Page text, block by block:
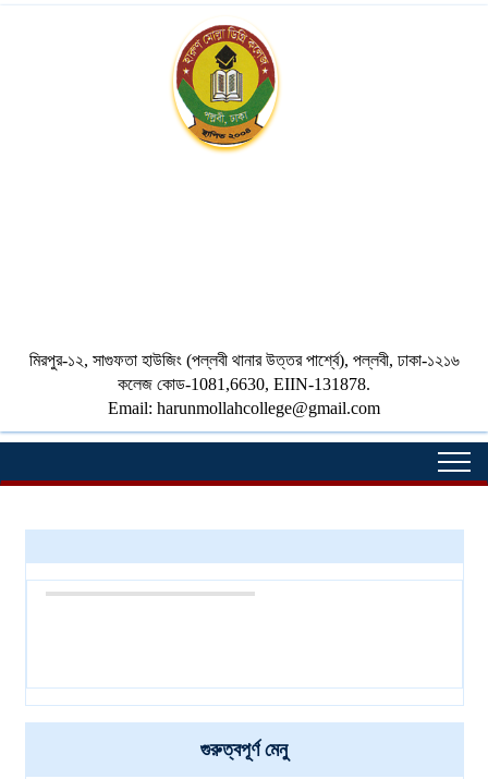
মিরপুর-১২, সাগুফতা হাউজিং (পল্লবী থানার উত্তর পার্শ্বে), পল্লবী, ঢাকা-১২১৬
কলেজ কোড-1081,6630, EIIN-131878.
Email: harunmollahcollege@gmail.com
গুরুত্বপূর্ণ মেনু